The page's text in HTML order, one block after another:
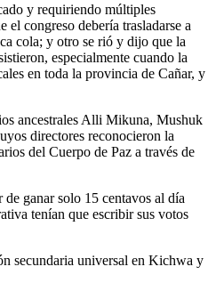
y requiriendo múltiples
congreso debería trasladarse a
cola; y otro se rió y dijo que la
especialmente cuando la
en toda la provincia de Cañar, y
ancestrales Alli Mikuna, Mushuk
directores reconocieron la
del Cuerpo de Paz a través de
ganar solo 15 centavos al día
tenían que escribir sus votos
secundaria universal en Kichwa y